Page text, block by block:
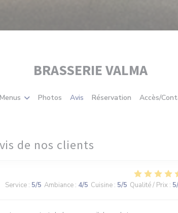
BRASSERIE VALMA
Photos Avis Réservation Accès/
de nos clients
Service: 5/5 Ambiance: 4/5 Cuisine: 5/5 Qualité / Prix : 5